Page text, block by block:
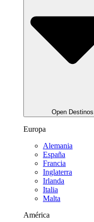
Open Destinos
Europa
Alemania
España
Francia
Inglaterra
Irlanda
Italia
Malta
América